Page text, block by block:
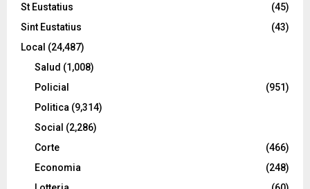
St Eustatius
(45)
Sint Eustatius
(43)
Local (24,487)
Salud (1,008)
Policial
(951)
Politica (9,314)
Social (2,286)
Corte
(466)
Economia
(248)